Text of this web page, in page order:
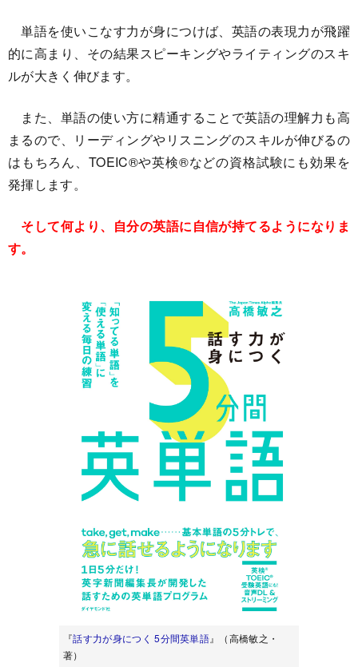
単語を使いこなす力が身につけば、英語の表現力が飛躍
的に高まり、その結果スピーキングやライティングのスキ
ルが大きく伸びます。
また、単語の使い方に精通することで英語の理解力も高
まるので、リーディングやリスニングのスキルが伸びるの
はもちろん、TOEIC®や英検®などの資格試験にも効果を
発揮します。
そして何より、自分の英語に自信が持てるようになりま
す。
『話す力が身につく 5分間英単語』（高橋敏之・
著）